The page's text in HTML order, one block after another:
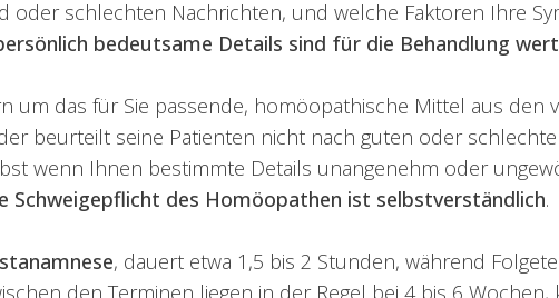
oder schlechten Nachrichten, und welche Faktoren Ihre
bedeutsame Details sind für die Behandlung
um das für Sie passende, homöopathische Mittel aus den
beurteilt seine Patienten nicht nach guten oder
wenn Ihnen bestimmte Details unangenehm oder
Schweigepflicht des Homöopathen ist selbstverständlich.
, dauert etwa 1,5 bis 2 Stunden, während
den Terminen liegen in der Regel bei 4 bis 6